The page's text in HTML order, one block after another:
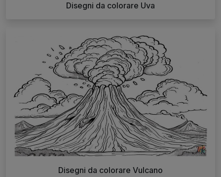
Disegni da colorare Uva
Disegni da colorare Vulcano